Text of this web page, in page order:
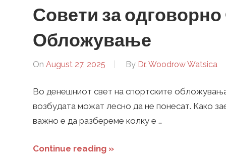
Совети за
Обложување
On August 27, 2025 By Dr. Woodrow Watsica
Во денешниот свет на спортските
возбудата можат лесно да не понесат. Како
важно е да разбереме колку е …
Continue reading »